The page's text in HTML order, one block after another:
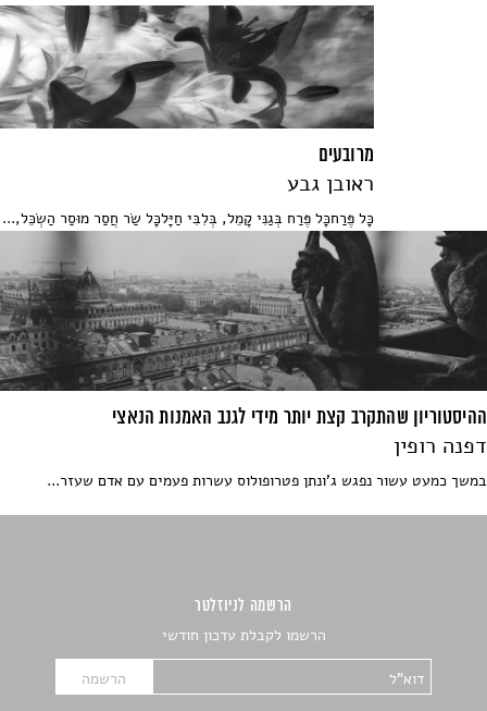
מרובעים
ראובן גבע
כָּל פֶּרַחכָּל פֶּרַח בְּגַנִּי קָמֵל, בְּלִבִּי חַיָּלכָּל שַׂר חֲסַר מוּסַר הַשְׂכֵּל,...
ההיסטוריון שהתקרב קצת יותר מידי לגנב האמנות הנאצי
דפנה רופין
במשך כמעט עשור נפגש ג'ונתן פטרופולוס עשרות פעמים עם אדם שעזר...
הרשמה לניוזלטר
הרשמו לקבלת עדכון חודשי